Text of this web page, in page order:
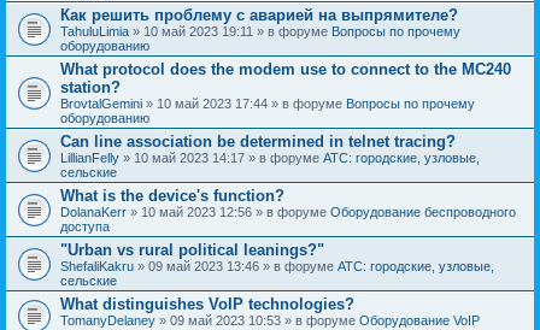
Как решить проблему с аварией на выпрямителе?
TahuluLimia » 10 май 2023 19:11 » в форуме Вопросы по прочему
оборудованию
What protocol does the modem use to connect to the MC240
station?
BrovtalGemini » 10 май 2023 17:44 » в форуме Вопросы по прочему
оборудованию
Can line association be determined in telnet tracing?
LillianFelly » 10 май 2023 14:17 » в форуме АТС: городские, узловые,
сельские
What is the device's function?
DolanaKerr » 10 май 2023 12:56 » в форуме Оборудование беспроводного
доступа
"Urban vs rural political leanings?"
ShefaliKakru » 09 май 2023 13:46 » в форуме АТС: городские, узловые,
сельские
What distinguishes VoIP technologies?
TomanyDelaney » 09 май 2023 10:53 » в форуме Оборудование VoIP